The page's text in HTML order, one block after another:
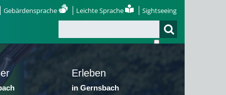
Gebärdensprache Leichte Sprache Sightseeing
Erleben
in Gernsbach